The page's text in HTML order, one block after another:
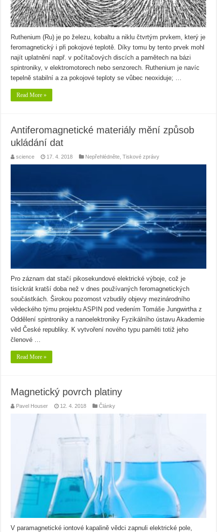
Ruthenium (Ru) je po železu, kobaltu a niklu čtvrtým prvkem, který je
feromagnetický i při pokojové teplotě. Díky tomu by tento prvek mohl
najít uplatnění např. v počítačových discích a pamětech na bázi
spintroniky, v elektromotorech nebo senzorech. Ruthenium je navíc
tepelně stabilní a za pokojové teploty se vůbec neoxiduje; …
Read More »
Antiferomagnetické materiály mění způsob
ukládání dat
science 17. 4. 2018 Nepřehlédněte ,Tiskové zprávy
Pro záznam dat stačí pikosekundové elektrické výboje, což je
tisíckrát kratší doba než v dnes používaných feromagnetických
součástkách. Širokou pozornost vzbudily objevy mezinárodního
vědeckého týmu projektu ASPIN pod vedením Tomáše Jungwirtha z
Oddělení spintroniky a nanoelektroniky Fyzikálního ústavu Akademie
věd České republiky. K vytvoření nového typu paměti totiž jeho
členové …
Read More »
Magnetický povrch platiny
Pavel Houser 12. 4. 2018 Články
V paramagnetické iontové kapalině vědci zapnuli elektrické pole,